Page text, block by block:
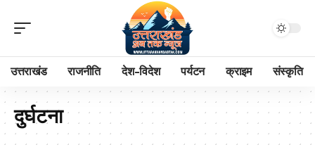
उत्तराखंड राजनीति देश-विदेश पर्यटन क्राइम संस्कृति
दुर्घटना